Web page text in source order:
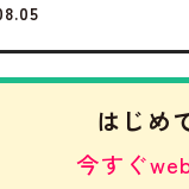
はじめ
今すぐ